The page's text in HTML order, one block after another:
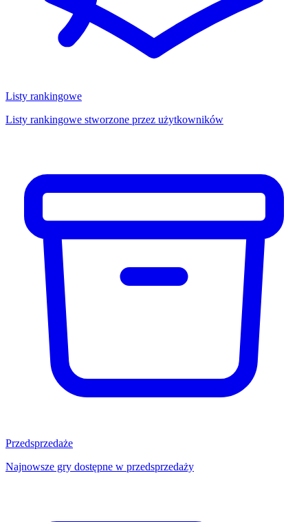
Listy rankingowe
Listy rankingowe stworzone przez użytkowników
Przedsprzedaże
Najnowsze gry dostępne w przedsprzedaży